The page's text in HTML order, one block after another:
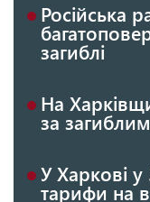
Російська
загиблі
На
за
У Харкові у
тарифи на